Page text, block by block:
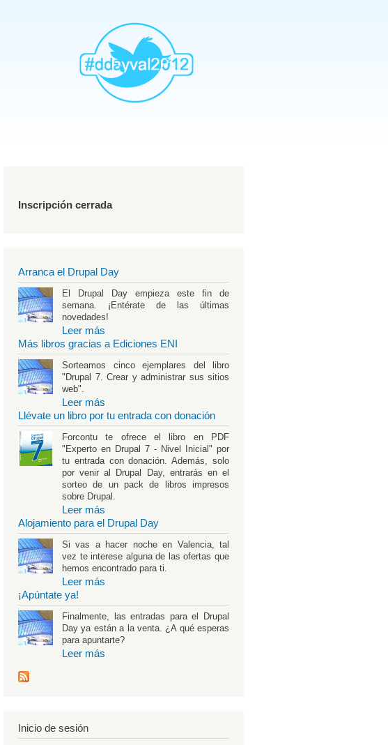
AddthisTwtter
Inscripción cerrada
Arranca el Drupal Day
El Drupal Day empieza este fin de
semana. ¡Entérate de las últimas
novedades!
Leer más
Más libros gracias a Ediciones ENI
Sorteamos cinco ejemplares del libro
"Drupal 7. Crear y administrar sus sitios
web".
Leer más
Llévate un libro por tu entrada con donación
Forcontu te ofrece el libro en PDF
"Experto en Drupal 7 - Nivel Inicial" por
tu entrada con donación. Además, solo
por venir al Drupal Day, entrarás en el
sorteo de un pack de libros impresos
sobre Drupal.
Leer más
Alojamiento para el Drupal Day
Si vas a hacer noche en Valencia, tal
vez te interese alguna de las ofertas que
hemos encontrado para ti.
Leer más
¡Apúntate ya!
Finalmente, las entradas para el Drupal
Day ya están a la venta. ¿A qué esperas
para apuntarte?
Leer más
Inicio de sesión